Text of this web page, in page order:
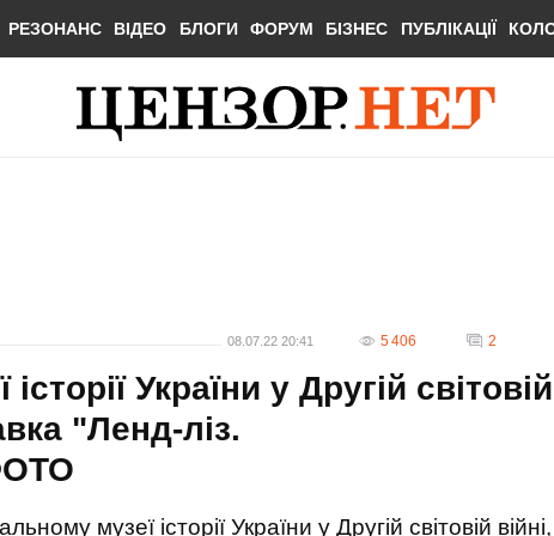
РЕЗОНАНС ВІДЕО БЛОГИ ФОРУМ БІЗНЕС ПУБЛІКАЦІЇ
08.07.22 20:41 5 406 2
України у Другій світовій
"Ленд-ліз.
музеї історії України у Другій світовій війні,